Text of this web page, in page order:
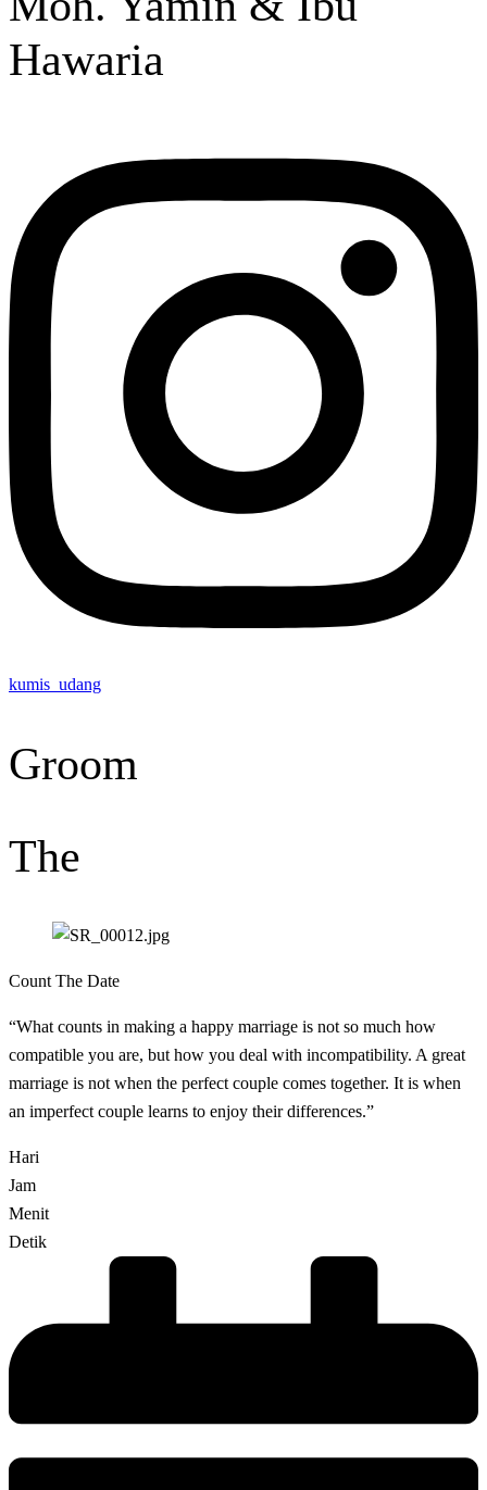
Hawaria
kumis_udang
Groom
The
Count The Date
“What counts in making a happy marriage is not so much how
compatible you are, but how you deal with incompatibility. A great
marriage is not when the perfect couple comes together. It is when
an imperfect couple learns to enjoy their differences.”
Hari
Jam
Menit
Detik